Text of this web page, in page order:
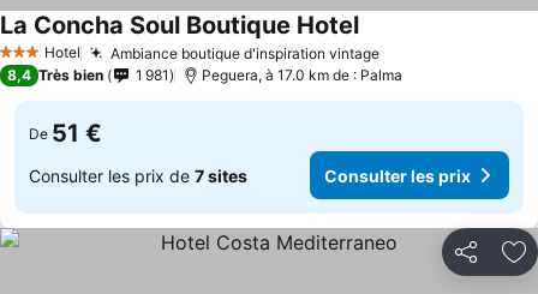
3 ÉtoilesHotel Ambiance boutique d'inspiration vintage
La Concha Soul Boutique Hotel
8,4 Très bien 1 981 Peguera, à 17.0 km de : Palma
De 51 €
Consulter les prix de 7 sites Consulter les prix
Partager